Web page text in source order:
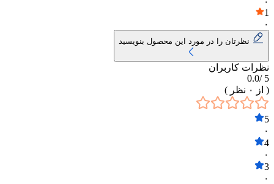
1
۰
نظرتان را در مورد این محصول بنویسید
نظرات کاربران
5 /
0.0
( از
۰ نظر )
5
۰
4
۰
3
۰